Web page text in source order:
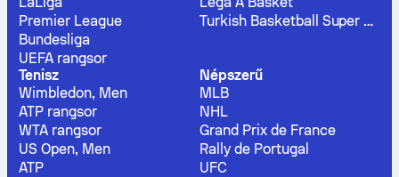
Premier League
Bundesliga
UEFA rangsor
Turkish Basketball Super League
Tenisz
Wimbledon, Men
ATP rangsor
WTA rangsor
US Open, Men
ATP
Népszerű
MLB
NHL
Grand Prix de France
Rally de Portugal
UFC